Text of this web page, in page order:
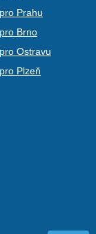
Prahu
Brno
Ostravu
Plzeň